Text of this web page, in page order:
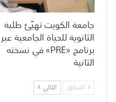
جامعة الكويت تهيّئ طلبة
الثانوية للحياة الجامعية عبر
برنامج «PRE» في نسخته
الثانية
السابق التالي